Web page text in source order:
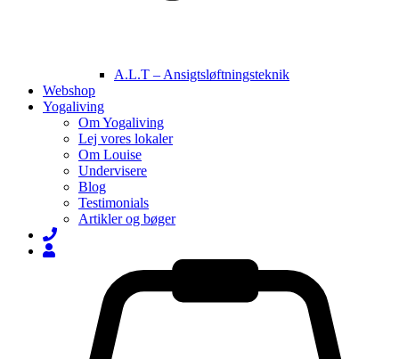
A.L.T – Ansigtsløftningsteknik
Webshop
Yogaliving
Om Yogaliving
Lej vores lokaler
Om Louise
Undervisere
Blog
Testimonials
Artikler og bøger